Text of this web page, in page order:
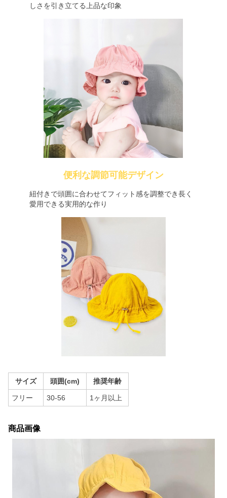
しさを引き立てる上品な印象
便利な調節可能デザイン
紐付きで頭囲に合わせてフィット感を調整でき長く
愛用できる実用的な作り
サイズ 頭囲(cm) 推奨年齢
フリー 30-56 1ヶ月以上
商品画像